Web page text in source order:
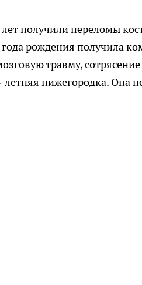
получили переломы
рождения получила
травму,
летняя нижегородка.